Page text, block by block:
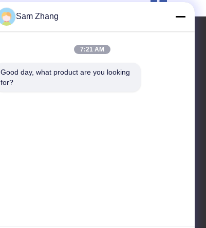
Sam Zhang
7:21 AM
Good day, what product are you looking
for?